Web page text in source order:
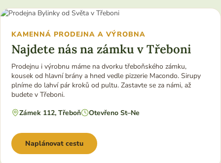
KAMENNÁ PRODEJNA A VÝROBNA
Najdete nás na zámku v Třeboni
Prodejnu i výrobnu máme na dvorku třeboňského zámku,
kousek od hlavní brány a hned vedle pizzerie Macondo. Sirupy
plníme do lahví pár kroků od pultu. Zastavte se za námi, až
budete v Třeboni.
Zámek 112, Třeboň
Otevřeno St–Ne
Naplánovat cestu